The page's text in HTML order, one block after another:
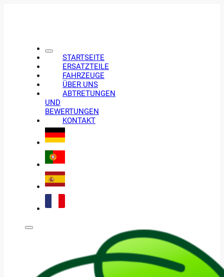
STARTSEITE
ERSATZTEILE
FAHRZEUGE
ÜBER UNS
ABTRETUNGEN
UND
BEWERTUNGEN
KONTAKT